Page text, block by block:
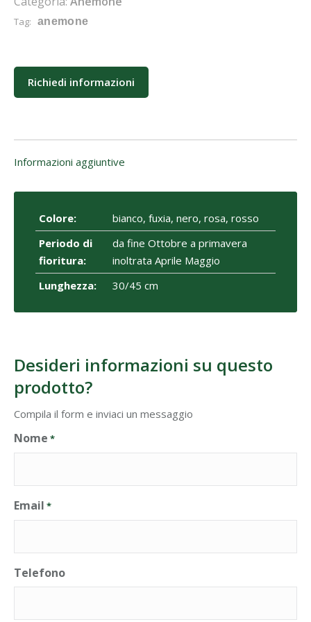
Tag: anemone
Richiedi informazioni
Informazioni aggiuntive
Colore:
bianco, fuxia, nero, rosa, rosso
Periodo di
fioritura:
da fine Ottobre a primavera
inoltrata Aprile Maggio
Lunghezza:
30/45 cm
Desideri informazioni su questo
prodotto?
Compila il form e inviaci un messaggio
Nome *
Email *
Telefono